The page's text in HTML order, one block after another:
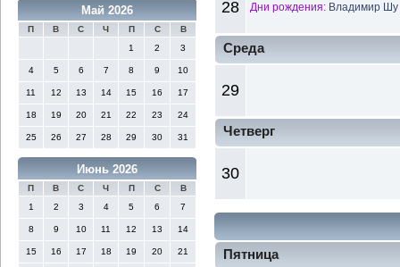
Май 2026
П В С Ч П С
В
1
2 3
4 5 6 7 8 9 10
11 12 13 14 15 16 17
18 19 20 21 22 23 24
25 26 27 28 29 30 31
Июнь 2026
П В С Ч П С
В
1
2 3 4 5 6 7
8 9 10 11 12 13 14
15 16 17 18 19 20 21
28 Дни рождения: Владимир Шу
Среда
29
Четверг
30
Пятница